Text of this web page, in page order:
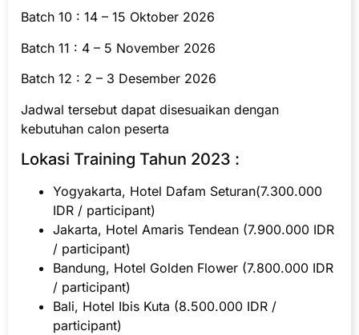
Batch 10 : 14 – 15 Oktober 2026
Batch 11 : 4 – 5 November 2026
Batch 12 : 2 – 3 Desember 2026
Jadwal tersebut dapat disesuaikan dengan
kebutuhan calon peserta
Lokasi Training Tahun 2023 :
Yogyakarta, Hotel Dafam Seturan(7.300.000
IDR / participant)
Jakarta, Hotel Amaris Tendean (7.900.000 IDR
/ participant)
Bandung, Hotel Golden Flower (7.800.000 IDR
/ participant)
Bali, Hotel Ibis Kuta (8.500.000 IDR /
participant)